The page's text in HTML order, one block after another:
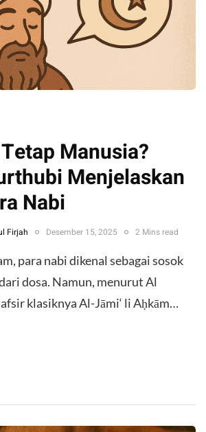
Manusia?
Menjelaskan
Nabi
Firjah Desember 15, 2025 2 Mins read
para nabi dikenal sebagai sosok
dosa. Namun, menurut Al
klasiknya Al-Jāmi‘ li Aḥkām…